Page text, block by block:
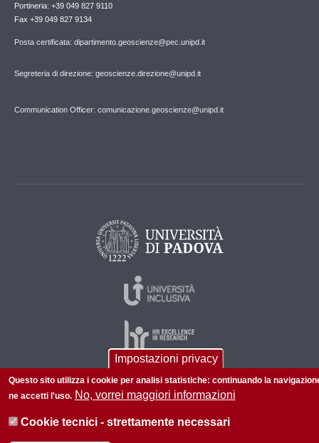
Portineria: +39 049 827 9110
Fax +39 049 827 9134
Posta certificata: dipartimento.geoscienze@pec.unipd.it
Segreteria di direzione: geoscienze.direzione@unipd.it
Communication Officer: comunicazione.geoscienze@unipd.it
© 2026 Università di Padova - Tutti i diritti riservati
Impostazioni privacy
Questo sito utilizza i cookie per analisi statistiche: continuando la
ne accetti l'uso. No, vorrei maggiori informazioni
Cookie tecnici - strettamente necessari